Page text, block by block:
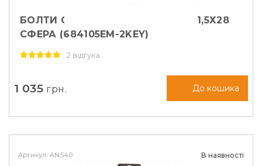
БОЛТИ СЕКРЕТНІ STARLEKS М14Х1,5Х28
СФЕРА (684105EM-2KEY)
2 відгука
1 035 грн. До кошика
Артикул: AN540 В наявності